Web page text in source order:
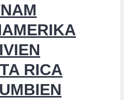
RICA